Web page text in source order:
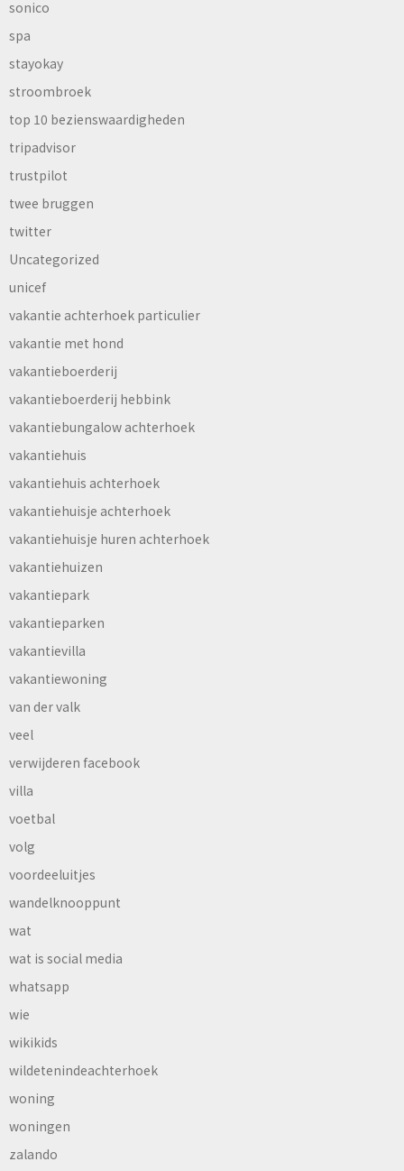
sonico
spa
stayokay
stroombroek
top 10 bezienswaardigheden
tripadvisor
trustpilot
twee bruggen
twitter
Uncategorized
unicef
vakantie achterhoek particulier
vakantie met hond
vakantieboerderij
vakantieboerderij hebbink
vakantiebungalow achterhoek
vakantiehuis
vakantiehuis achterhoek
vakantiehuisje achterhoek
vakantiehuisje huren achterhoek
vakantiehuizen
vakantiepark
vakantieparken
vakantievilla
vakantiewoning
van der valk
veel
verwijderen facebook
villa
voetbal
volg
voordeeluitjes
wandelknooppunt
wat
wat is social media
whatsapp
wie
wikikids
wildetenindeachterhoek
woning
woningen
zalando